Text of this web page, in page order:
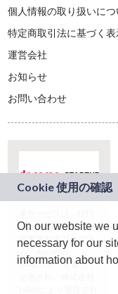
個人情報の取り扱いにつ
特定商取引法に基づく表
運営会社
お知らせ
お問い合わせ
ドコモグループの新
規事業創出プログラ
ム「docomo
STARTUP」を通じて
On our website we
necessary for our
information about